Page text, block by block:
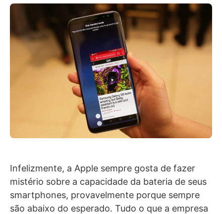
Infelizmente, a Apple sempre gosta de fazer
mistério sobre a capacidade da bateria de seus
smartphones, provavelmente porque sempre
são abaixo do esperado. Tudo o que a empresa